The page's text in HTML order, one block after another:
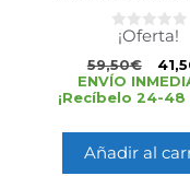
e
5
¡Oferta!
59,50€
ENVÍO
¡Recíbelo 24-48
Añadir al